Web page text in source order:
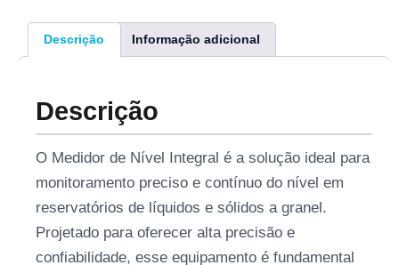
Descrição Informação adicional
Descrição
O Medidor de Nível Integral é a solução ideal para
monitoramento preciso e contínuo do nível em
reservatórios de líquidos e sólidos a granel.
Projetado para oferecer alta precisão e
confiabilidade, esse equipamento é fundamental